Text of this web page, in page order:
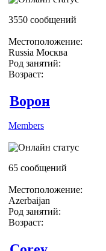
3550 сообщений
Местоположение:
Russia Москва
Род занятий:
Возраст:
Ворон
Members
65 сообщений
Местоположение:
Azerbaijan
Род занятий:
Возраст: